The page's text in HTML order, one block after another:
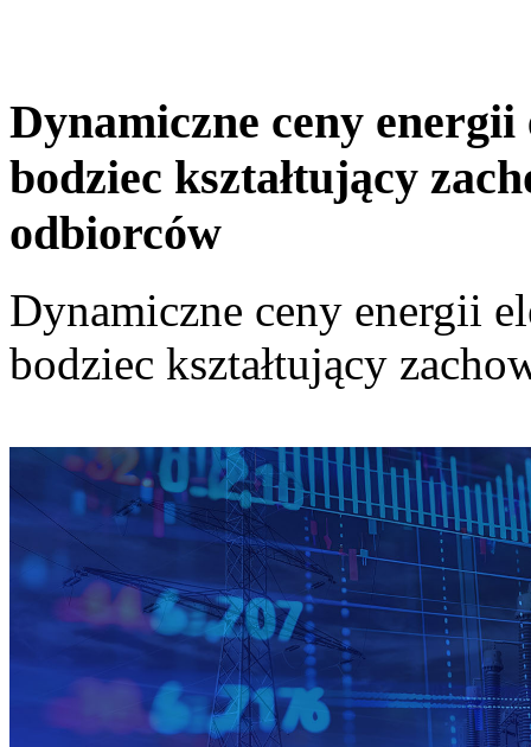
Dynamiczne ceny
bodziec kształtujący
odbiorców
Dynamiczne ceny energii
bodziec kształtujący